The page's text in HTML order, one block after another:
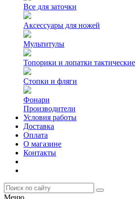
Все для заточки
Аксессуары для ножей
Мультитулы
Топорики и лопатки тактические
Стопки и фляги
Фонари
Производители
Условия работы
Доставка
Оплата
О магазине
Контакты
Меню